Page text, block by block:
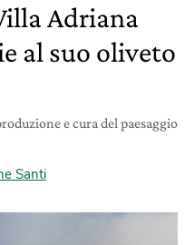
Adriana
al suo oliveto
e cura del paesaggio
Santi